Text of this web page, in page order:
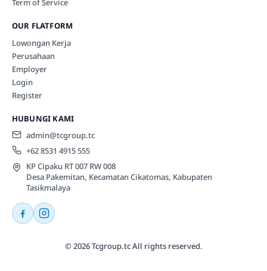
OUR FLATFORM
Lowongan Kerja
Perusahaan
Employer
Login
Register
HUBUNGI KAMI
admin@tcgroup.tc
+62 8531 4915 555
KP Cipaku RT 007 RW 008
Desa Pakemitan, Kecamatan Cikatomas, Kabupaten
Tasikmalaya
© 2026 Tcgroup.tc All rights reserved.